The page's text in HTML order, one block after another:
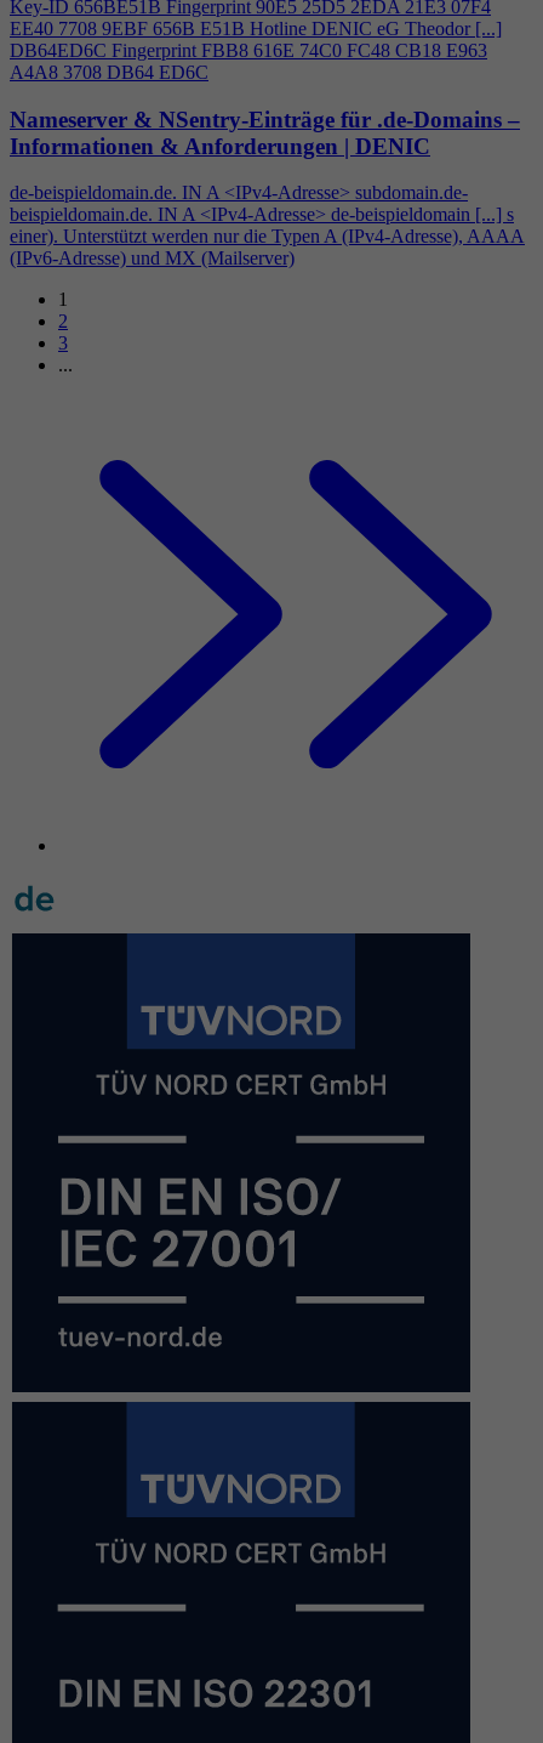
Key-ID 656BE51B Fingerprint 90E5 25D5 2EDA 21E3 07F4
EE40 7708 9EBF 656B E51B Hotline DENIC eG Theodor [...]
DB64ED6C Fingerprint FBB8 616E 74C0 FC48 CB18 E963
A4A8 3708 DB64 ED6C
Nameserver & NSentry-Einträge für .de-Domains –
Informationen & Anforderungen | DENIC
de-beispieldomain.de. IN A <IPv4-Adresse> subdomain.de-
beispieldomain.de. IN A <IPv4-Adresse> de-beispieldomain [...] s
einer). Unterstützt werden nur die Typen A (IPv4-Adresse), AAAA
(IPv6-Adresse) und MX (Mailserver)
1
2
3
...